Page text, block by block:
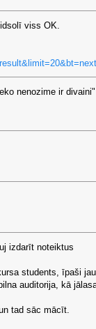
viss OK.
nenozime ir divaini"
izdarīt noteiktus
students, īpaši jau
auditorija, kā
tad sāc mācīt.